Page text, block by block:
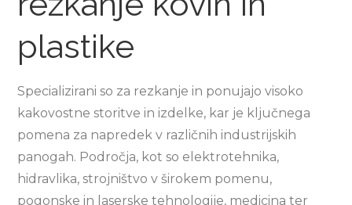
plastike
Specializirani so za rezkanje in ponujajo visoko
kakovostne storitve in izdelke, kar je ključnega
pomena za napredek v različnih industrijskih
panogah. Področja, kot so elektrotehnika,
hidravlika, strojništvo v širokem pomenu,
pogonske in laserske tehnologije, medicina ter